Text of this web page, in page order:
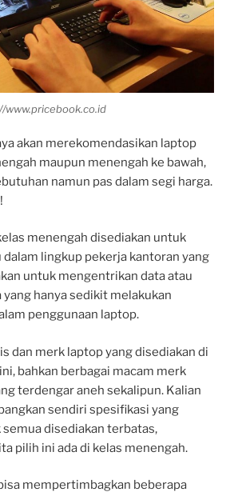
r
e
www.pricebook.co.id
akan merekomendasikan laptop
maupun menengah ke bawah,
namun pas dalam segi harga.
menengah disediakan untuk
dalam lingkup pekerja kantoran yang
untuk mengentrikan data atau
hanya sedikit melakukan
penggunaan laptop.
dan merk laptop yang disediakan di
bahkan berbagai macam merk
terdengar aneh sekalipun. Kalian
sendiri spesifikasi yang
disediakan terbatas,
pilih ini ada di kelas menengah.
mempertimbagkan beberapa